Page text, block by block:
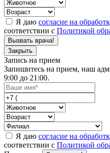
Я даю согласие на
соответствии с Политикой
Вызвать врача!
Закрыть
Запись на прием
Запишитесь на прием, наш
9:00 до 21:00.
Я даю согласие на
соответствии с Политикой